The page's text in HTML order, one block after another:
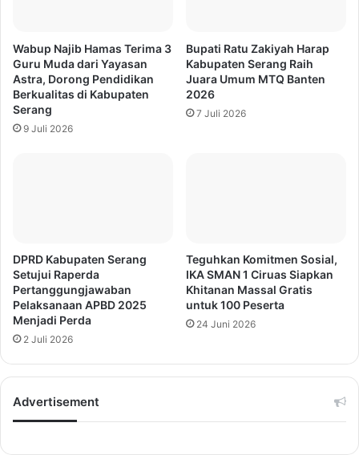
Wabup Najib Hamas Terima 3
Guru Muda dari Yayasan
Astra, Dorong Pendidikan
Berkualitas di Kabupaten
Serang
9 Juli 2026
Bupati Ratu Zakiyah Harap
Kabupaten Serang Raih
Juara Umum MTQ Banten
2026
7 Juli 2026
DPRD Kabupaten Serang
Setujui Raperda
Pertanggungjawaban
Pelaksanaan APBD 2025
Menjadi Perda
2 Juli 2026
Teguhkan Komitmen Sosial,
IKA SMAN 1 Ciruas Siapkan
Khitanan Massal Gratis
untuk 100 Peserta
24 Juni 2026
Advertisement